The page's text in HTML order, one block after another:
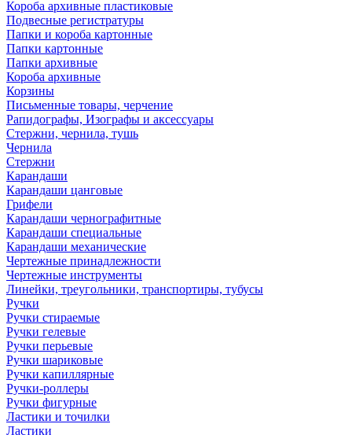
Короба архивные пластиковые
Подвесные регистратуры
Папки и короба картонные
Папки картонные
Папки архивные
Короба архивные
Корзины
Письменные товары, черчение
Рапидографы, Изографы и аксессуары
Стержни, чернила, тушь
Чернила
Стержни
Карандаши
Карандаши цанговые
Грифели
Карандаши чернографитные
Карандаши специальные
Карандаши механические
Чертежные принадлежности
Чертежные инструменты
Линейки, треугольники, транспортиры, тубусы
Ручки
Ручки стираемые
Ручки гелевые
Ручки перьевые
Ручки шариковые
Ручки капиллярные
Ручки-роллеры
Ручки фигурные
Ластики и точилки
Ластики